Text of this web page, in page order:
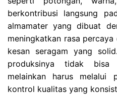
berkontribusi langsung
almamater yang dibuat
meningkatkan rasa
kesan seragam yang
produksinya tidak bisa
melainkan harus melalui
kontrol kualitas yang